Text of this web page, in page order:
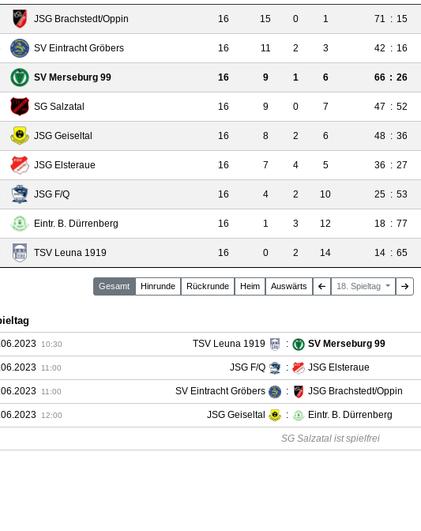
JSG Brachstedt/Oppin 16 15 0 1 71 : 15
SV Eintracht Gröbers 16 11 2 3 42 : 16
SV Merseburg 99 16 9 1 6 66 : 26
SG Salzatal 16 9 0 7 47 : 52
JSG Geiseltal 16 8 2 6 48 : 36
JSG Elsteraue 16 7 4 5 36 : 27
JSG F/Q 16 4 2 10 25 : 53
Eintr. B. Dürrenberg 16 1 3 12 18 : 77
TSV Leuna 1919 16 0 2 14 14 : 65
Gesamt Hinrunde Rückrunde Heim Auswärts 18. Spieltag
10:30 TSV Leuna 1919 : SV Merseburg 99
11:00 JSG F/Q : JSG Elsteraue
11:00 SV Eintracht Gröbers : JSG Brachstedt/Oppin
12:00 JSG Geiseltal : Eintr. B. Dürrenberg
SG Salzatal ist spielfrei